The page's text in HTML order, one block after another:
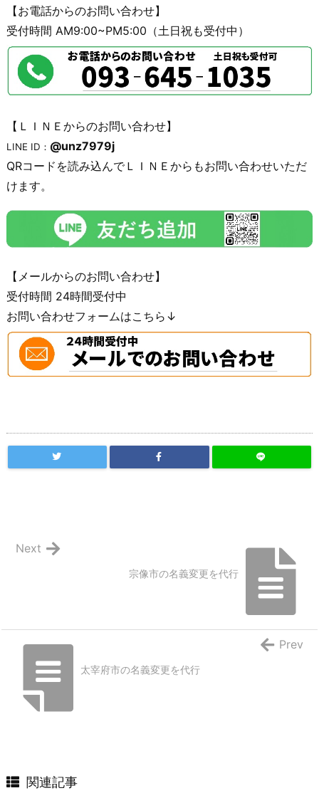
【お電話からのお問い合わせ】
受付時間 AM9:00~PM5:00（土日祝も受付中）
【ＬＩＮＥからのお問い合わせ】
LINE ID： @unz7979j
QRコードを読み込んでＬＩＮＥからもお問い合わせいただ
けます。
【メールからのお問い合わせ】
受付時間 24時間受付中
お問い合わせフォームはこちら↓
宗像市の名義変更を代行
Next
太宰府市の名義変更を代行
Prev
関連記事